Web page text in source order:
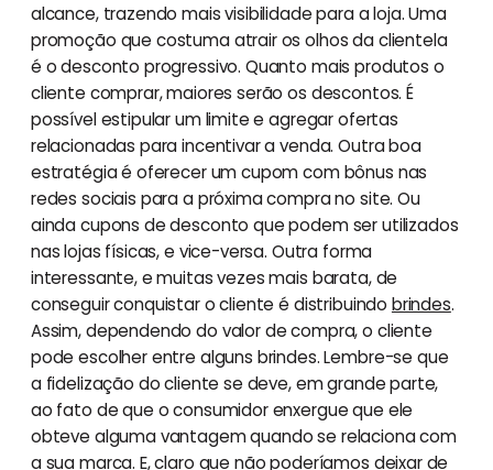
alcance, trazendo mais visibilidade para a loja. Uma
promoção que costuma atrair os olhos da clientela
é o desconto progressivo. Quanto mais produtos o
cliente comprar, maiores serão os descontos. É
possível estipular um limite e agregar ofertas
relacionadas para incentivar a venda. Outra boa
estratégia é oferecer um cupom com bônus nas
redes sociais para a próxima compra no site. Ou
ainda cupons de desconto que podem ser utilizados
nas lojas físicas, e vice-versa. Outra forma
interessante, e muitas vezes mais barata, de
conseguir conquistar o cliente é distribuindo brindes.
Assim, dependendo do valor de compra, o cliente
pode escolher entre alguns brindes. Lembre-se que
a fidelização do cliente se deve, em grande parte,
ao fato de que o consumidor enxergue que ele
obteve alguma vantagem quando se relaciona com
a sua marca. E, claro que não poderíamos deixar de